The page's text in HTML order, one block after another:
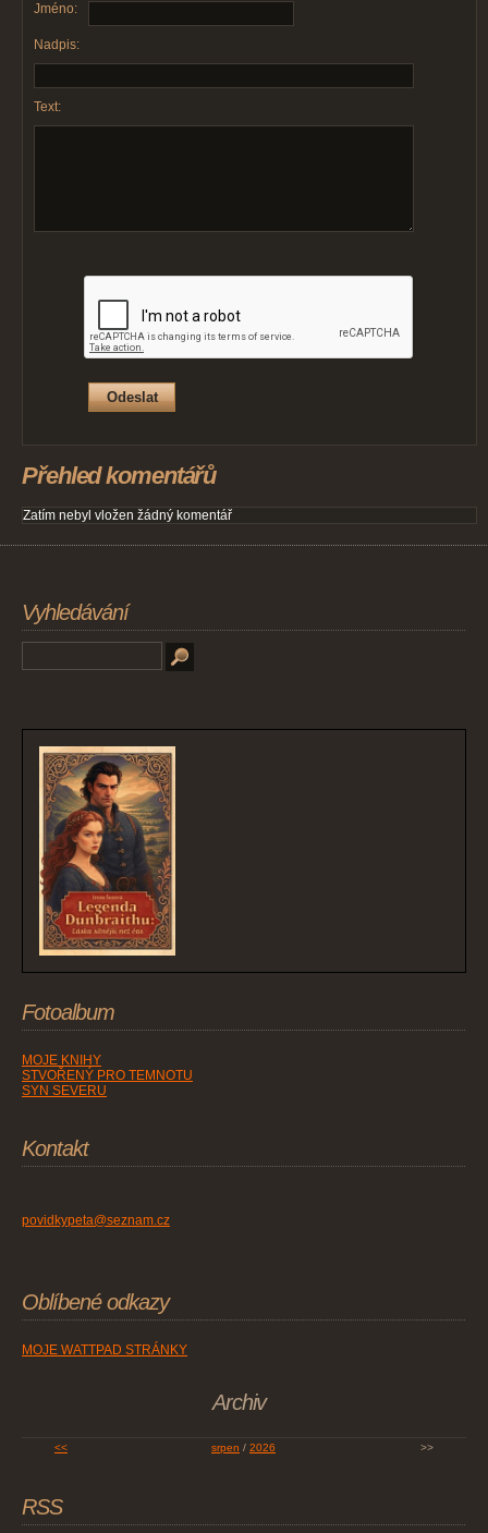
Jméno:
Nadpis:
Text:
Přehled komentářů
Zatím nebyl vložen žádný komentář
Vyhledávání
Fotoalbum
MOJE KNIHY
STVOŘENÝ PRO TEMNOTU
SYN SEVERU
Kontakt
povidkypeta@seznam.cz
Oblíbené odkazy
MOJE WATTPAD STRÁNKY
Archiv
<< srpen / 2026 >>
RSS